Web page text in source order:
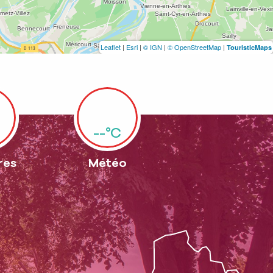
Leaflet | Esri | © IGN | © OpenStreetMap | TouristicMaps
--°C
Météo